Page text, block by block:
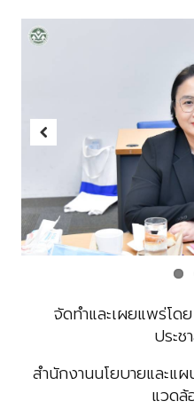
Previous
จัดทำและเผยแพร่โดย
ประ
สำนักงานนโยบายและแ
แวดล้